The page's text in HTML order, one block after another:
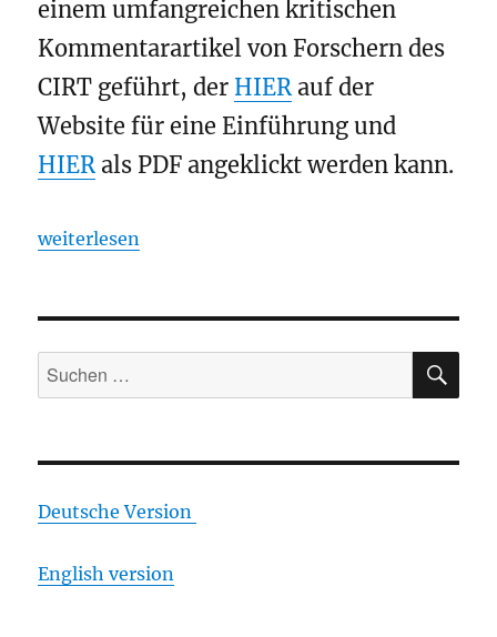
einem umfangreichen kritischen
Kommentarartikel von Forschern des
CIRT geführt, der HIERauf der
Website für eine Einführung und
HIERals PDF angeklickt werden kann.
„Secondary cratering on Earth: The Wyoming
weiterlesen
Suchen
nach:
Deutsche Version
English version